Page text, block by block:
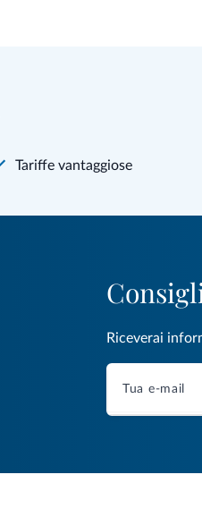
Tariffe vantaggiose
Riceverai